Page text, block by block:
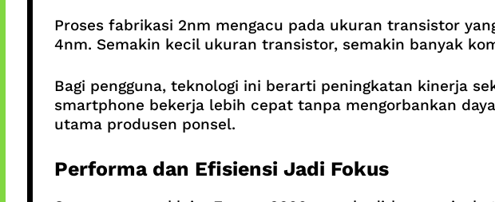
Proses fabrikasi 2nm mengacu pada ukuran transistor
4nm. Semakin kecil ukuran transistor, semakin banyak
Bagi pengguna, teknologi ini berarti peningkatan kinerja
smartphone bekerja lebih cepat tanpa mengorbankan
utama produsen ponsel.
Performa dan Efisiensi Jadi Fokus